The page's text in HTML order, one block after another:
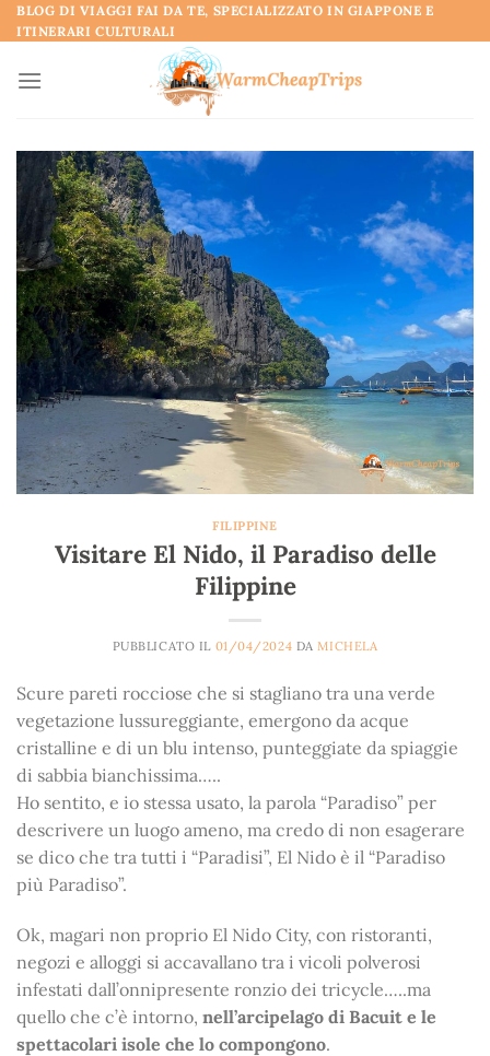
Salta
ai
BLOG DI VIAGGI FAI DA TE, SPECIALIZZATO IN GIAPPONE E
ITINERARI CULTURALI
FILIPPINE
Visitare El Nido, il Paradiso delle
Filippine
PUBBLICATO IL 01/04/2024 DAMICHELA
Scure pareti rocciose che si stagliano tra una verde
vegetazione lussureggiante, emergono da acque
cristalline e di un blu intenso, punteggiate da spiaggie
di sabbia bianchissima…..
Ho sentito, e io stessa usato, la parola “Paradiso” per
descrivere un luogo ameno, ma credo di non esagerare
se dico che tra tutti i “Paradisi”, El Nido è il “Paradiso
più Paradiso”.
Ok, magari non proprio El Nido City, con ristoranti,
negozi e alloggi si accavallano tra i vicoli polverosi
infestati dall’onnipresente ronzio dei tricycle…..ma
quello che c’è intorno, nell’arcipelago di Bacuit e le
spettacolari isole che lo compongono.